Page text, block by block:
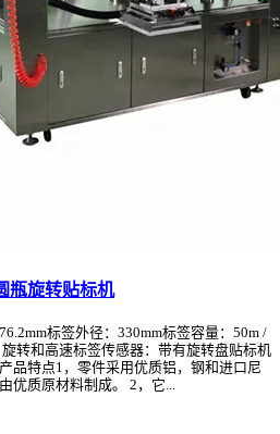
瓶旋转贴标机
标签外径：330mm标签容量：50m /
转和高速标签传感器：带有旋转盘贴标机
品特点1，零件采用优质铝，钢和进口尼
优质原材料制成。 2，它...